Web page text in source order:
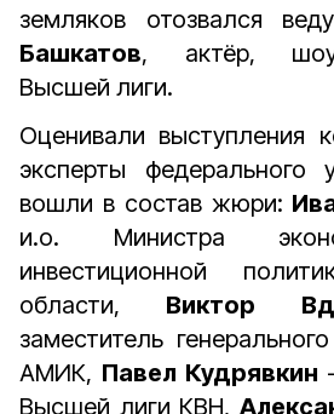
земляков отозвался
Башкатов, актёр,
Высшей лиги.
Оценивали выступления
эксперты федерального
вошли в состав жюри:
и.о. Министра
инвестиционной
области, Виктор
заместитель
АМИК, Павел Кудрявкин
Высшей лиги КВН,